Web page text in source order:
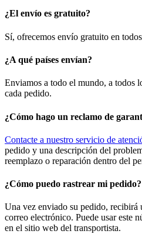
¿El envío es gratuito?
Sí, ofrecemos envío gratuito en
¿A qué países envían?
Enviamos a todo el mundo, a todos
cada pedido.
¿Cómo hago un reclamo de
Contacte a nuestro servicio de
pedido y una descripción del
reemplazo o reparación dentro del
¿Cómo puedo rastrear mi pedido?
Una vez enviado su pedido, recibirá
correo electrónico. Puede usar este
en el sitio web del transportista.